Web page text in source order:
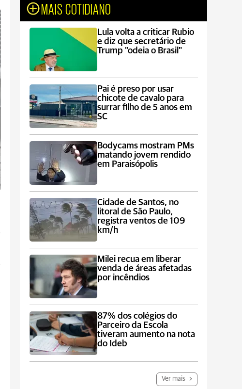
MAIS COTIDIANO
Lula volta a criticar Rubio
e diz que secretário de
Trump "odeia o Brasil"
Pai é preso por usar
chicote de cavalo para
surrar filho de 5 anos em
SC
Bodycams mostram PMs
matando jovem rendido
em Paraisópolis
Cidade de Santos, no
litoral de São Paulo,
registra ventos de 109
km/h
Milei recua em liberar
venda de áreas afetadas
por incêndios
87% dos colégios do
Parceiro da Escola
tiveram aumento na nota
do Ideb
Ver mais